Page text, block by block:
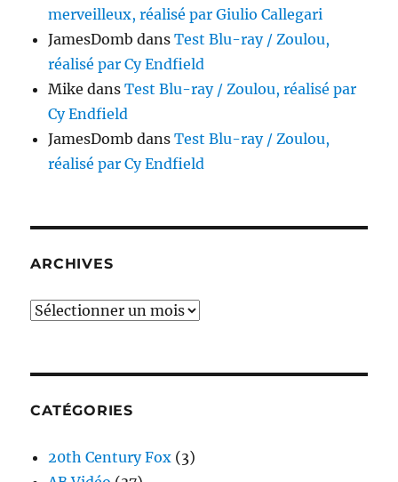
merveilleux, réalisé par Giulio Callegari
JamesDomb dansTest Blu-ray / Zoulou,
réalisé par Cy Endfield
Mike dansTest Blu-ray / Zoulou, réalisé par
Cy Endfield
JamesDomb dansTest Blu-ray / Zoulou,
réalisé par Cy Endfield
ARCHIVES
Archives
CATÉGORIES
20th Century Fox (3)